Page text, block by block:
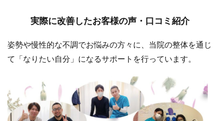
実際に改善したお客様の声・口コミ紹介
姿勢や慢性的な不調でお悩みの方々に、当院の整体を通じ
て「なりたい自分」になるサポートを行っています。